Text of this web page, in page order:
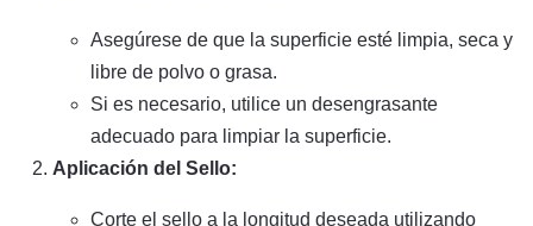
Asegúrese de que la superficie esté limpia, seca y
libre de polvo o grasa.
Si es necesario, utilice un desengrasante
adecuado para limpiar la superficie.
Aplicación del Sello:
Corte el sello a la longitud deseada utilizando